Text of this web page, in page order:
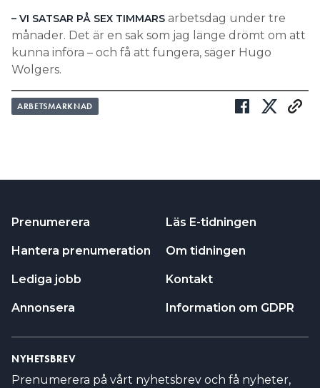
– VI SATSAR PÅ SEX TIMMARS arbetsdag under tre
månader. Det är en sak som jag länge drömt om att
kunna införa – och få att fungera, säger Hugo
Wolgers.
ARBETSMARKNAD
Prenumerera
Hantera prenumeration
Lediga jobb
Annonsera
Läs E-tidningen
Om tidningen
Kontakt
Information om GDPR
NYHETSBREV
Prenumerera på vårt nyhetsbrev och få nyheter,